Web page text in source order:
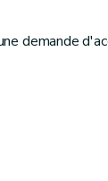
demande